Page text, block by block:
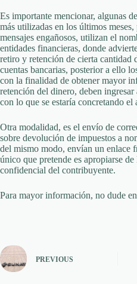
Es importante mencionar, algunas
más utilizadas en los últimos
mensajes engañosos, utilizan el
entidades financieras, donde
retiro y retención de cierta cantidad
cuentas bancarias, posterior a ello
con la finalidad de obtener mayor
retención del dinero, deben
con lo que se estaría concretando el
Otra modalidad, es el envío de
sobre devolución de impuestos a
del mismo modo, envían un enlace
único que pretende es apropiarse
confidencial del contribuyente.
Para mayor información, no dude
PREVIOUS